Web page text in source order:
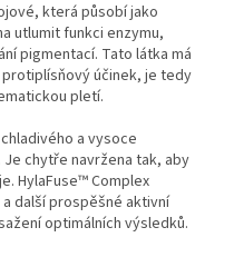
která působí jako
utlumit funkci enzymu,
pigmentací. Tato látka má
účinek, je tedy
pletí.
a vysoce
chytře navržena tak, aby
HylaFuse™ Complex
další prospěšné aktivní
optimálních výsledků.